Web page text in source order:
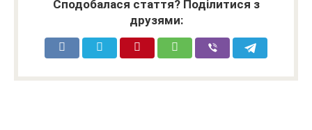
Сподобалася стаття? Поділитися з
друзями: